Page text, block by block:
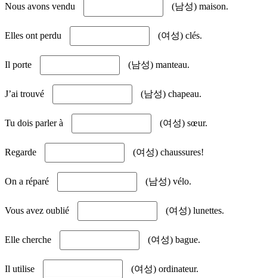
Nous avons vendu (남성) maison.
Elles ont perdu (여성) clés.
Il porte (남성) manteau.
J’ai trouvé (남성) chapeau.
Tu dois parler à (여성) sœur.
Regarde (여성) chaussures!
On a réparé (남성) vélo.
Vous avez oublié (여성) lunettes.
Elle cherche (여성) bague.
Il utilise (여성) ordinateur.